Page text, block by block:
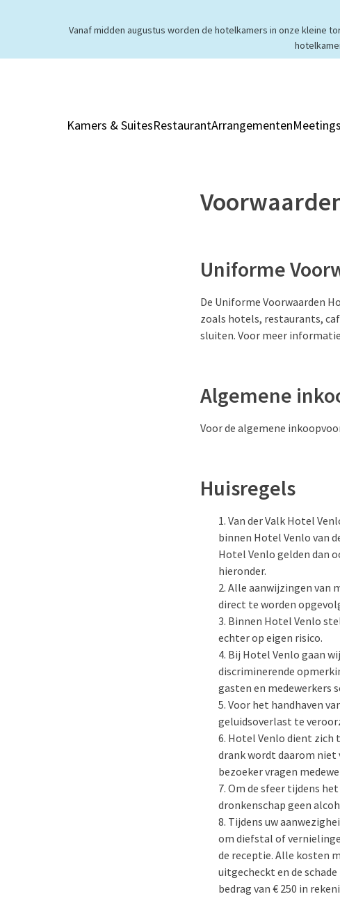
Vanaf midden augustus worden de hotelkamers in onze kleine
Kamers & SuitesRestaurantArrangementen
Uniforme
De Uniforme Voorwaarden
zoals hotels, restaurants,
sluiten. Voor meer
Algemene
Voor de algemene
Huisregels
Van der Valk Hotel
binnen Hotel Venlo van
Hotel Venlo gelden dan
hieronder.
Alle aanwijzingen van
direct te worden
Binnen Hotel Venlo
echter op eigen risico.
Bij Hotel Venlo gaan
discriminerende
gasten en medewerkers
Voor het handhaven
geluidsoverlast te
Hotel Venlo dient zich
drank wordt daarom niet
bezoeker vragen
Om de sfeer tijdens
dronkenschap geen
Tijdens uw
om diefstal of
de receptie. Alle kosten
uitgecheckt en de
bedrag van € 250 in